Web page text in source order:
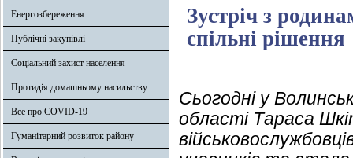
Енергозбереження
Публічні закупівлі
Соціальний захист населення
Протидія домашньому насильству
Все про COVID-19
Гуманітарний розвиток району
Зустріч з
спільні рішення
Сьогодні у
області Тараса